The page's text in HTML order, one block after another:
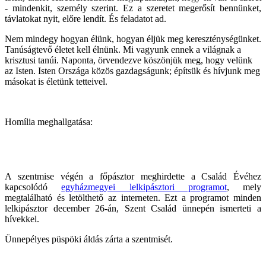
- mindenkit, személy szerint. Ez a szeretet megerősít bennünket,
távlatokat nyit, előre lendít. És feladatot ad.
Nem mindegy hogyan élünk, hogyan éljük meg kereszténységünket.
Tanúságtevő életet kell élnünk. Mi vagyunk ennek a világnak a
krisztusi tanúi. Naponta, örvendezve köszönjük meg, hogy velünk
az Isten. Isten Országa közös gazdagságunk; építsük és hívjunk meg
másokat is életünk tetteivel.
Homília meghallgatása:
A szentmise végén a főpásztor meghirdette a Család Évéhez
kapcsolódóegyházmegyei lelkipásztori programot, mely
megtalálható és letölthető az interneten. Ezt a programot minden
lelkipásztor december 26-án, Szent Család ünnepén ismerteti a
hívekkel.
Ünnepélyes püspöki áldás zárta a szentmisét.